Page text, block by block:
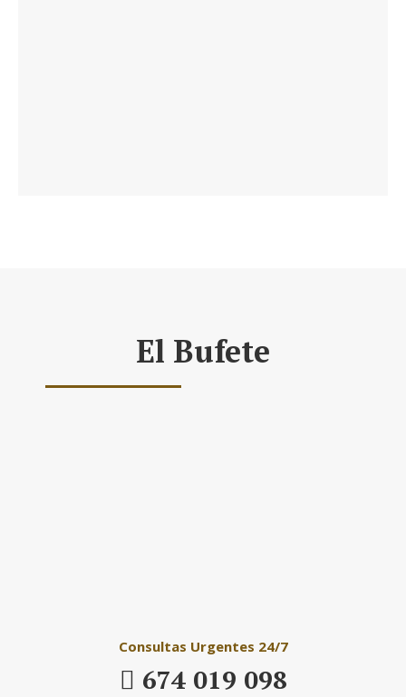
El Bufete
Consultas Urgentes 24/7
674 019 098